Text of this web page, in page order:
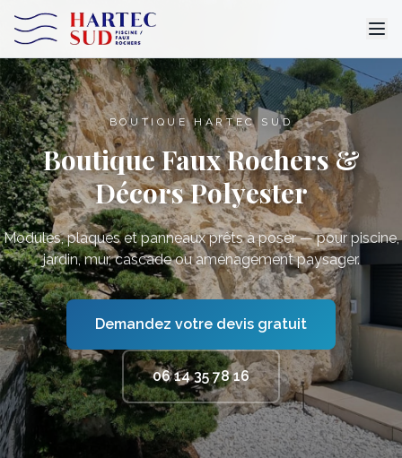
BOUTIQUE HARTEC SUD
Boutique Faux Rochers &
Décors Polyester
Modules, plaques et panneaux prêts à poser — pour piscine,
jardin, mur, cascade ou aménagement paysager.
Demandez votre devis gratuit
06 14 35 78 16